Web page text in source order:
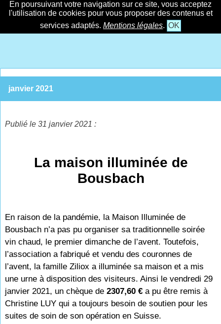
En poursuivant votre navigation sur ce site, vous acceptez
l'utilisation de cookies pour vous proposer des contenus et
services adaptés. Mentions légales. OK
janvier 2021
Publié le 31 janvier 2021 :
La maison illuminée de
Bousbach
En raison de la pandémie, la Maison Illuminée de
Bousbach n’a pas pu organiser sa traditionnelle soirée
vin chaud, le premier dimanche de l’avent. Toutefois,
l’association a fabriqué et vendu des couronnes de
l’avent, la famille Ziliox a illuminée sa maison et a mis
une urne à disposition des visiteurs. Ainsi le vendredi 29
janvier 2021, un chèque de2307,60 € a pu être remis à
Christine LUY qui a toujours besoin de soutien pour les
suites de soin de son opération en Suisse.